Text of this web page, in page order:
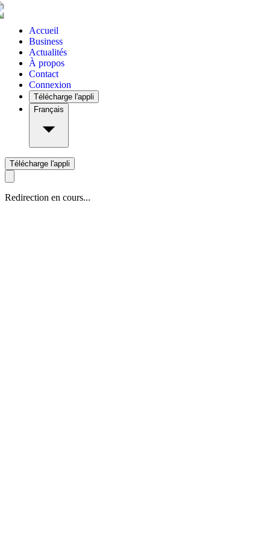
Accueil
Business
Actualités
À propos
Contact
Connexion
Télécharge l'appli
Français
Télécharge l'appli
Redirection en cours...